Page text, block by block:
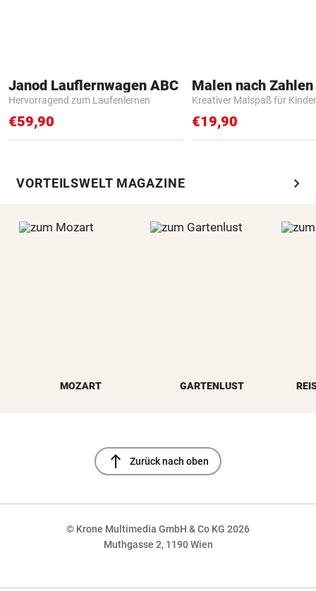
Janod Lauflernwagen ABC
Hervorragend zum Laufenlernen
€59,90
Kreativer Malspaß für Kinder
€19,90
VORTEILSWELT MAGAZINE chevron_right
MOZART GARTENLUST
north Zurück nach oben
© Krone Multimedia GmbH & Co KG 2026
Muthgasse 2, 1190 Wien